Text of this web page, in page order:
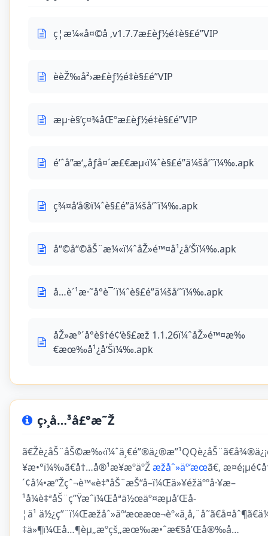
ç¦æ¼«å¤©å ‚v1.7.7æ­£èƒ½é‡è§£é”VIP
èèŽ‰å²›æ­£èƒ½é‡è§£é”VIP
æµ·è§’ç¤¾åŒºæ­£èƒ½é‡è§£é”VIP
é’ˆå­”æ‘„åƒå¤´æ£€æµ‹ï¼ˆè§£é”ä¼šå‘˜ï¼‰.apk
ç¾¤å‘å®ï¼ˆè§£é”ä¼šå‘˜ï¼‰.apk
å“©å“©åŠ¨æ¼«ï¼ˆåŽ»é™¤å¹¿å‘Šï¼‰.apk
å…è´¹æ·˜å°è¯´ï¼ˆè§£é”ä¼šå‘˜ï¼‰.apk
åŽ»æ°´å°è§†é¢‘è§£æž 1.1.26ï¼ˆåŽ»é™¤æ‰
€æœ‰å¹¿å‘Šï¼‰.apk
ç›¸å…³å£°æ˜Ž
¥æ•°ï¼‰ã€å†…å®¹æ¥æºäºŽæžåˆ»äº‘æœã€‚
´¢å¼•æ“Žçˆ¬è™«è‡ªåŠ¨æŠ“å–ï¼Œä»¥éžäººå·¥æ–
¹å¼è‡ªåŠ¨ç”Ÿæˆï¼Œåªä½œäº¤æµå’Œå­
¦ä¹
‡ä»¶ï¼Œå…¶èµ„æºçš„æœ‰æ•ˆæ€§å’Œå®‰å…